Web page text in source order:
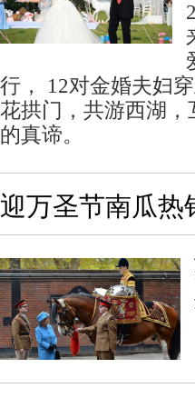
行， 12对金婚夫妇
花拱门，共游西湖
的真谛。
迎万圣节南瓜热